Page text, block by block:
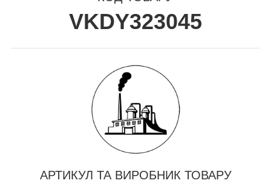
VKDY323045
АРТИКУЛ ТА ВИРОБНИК ТОВАРУ